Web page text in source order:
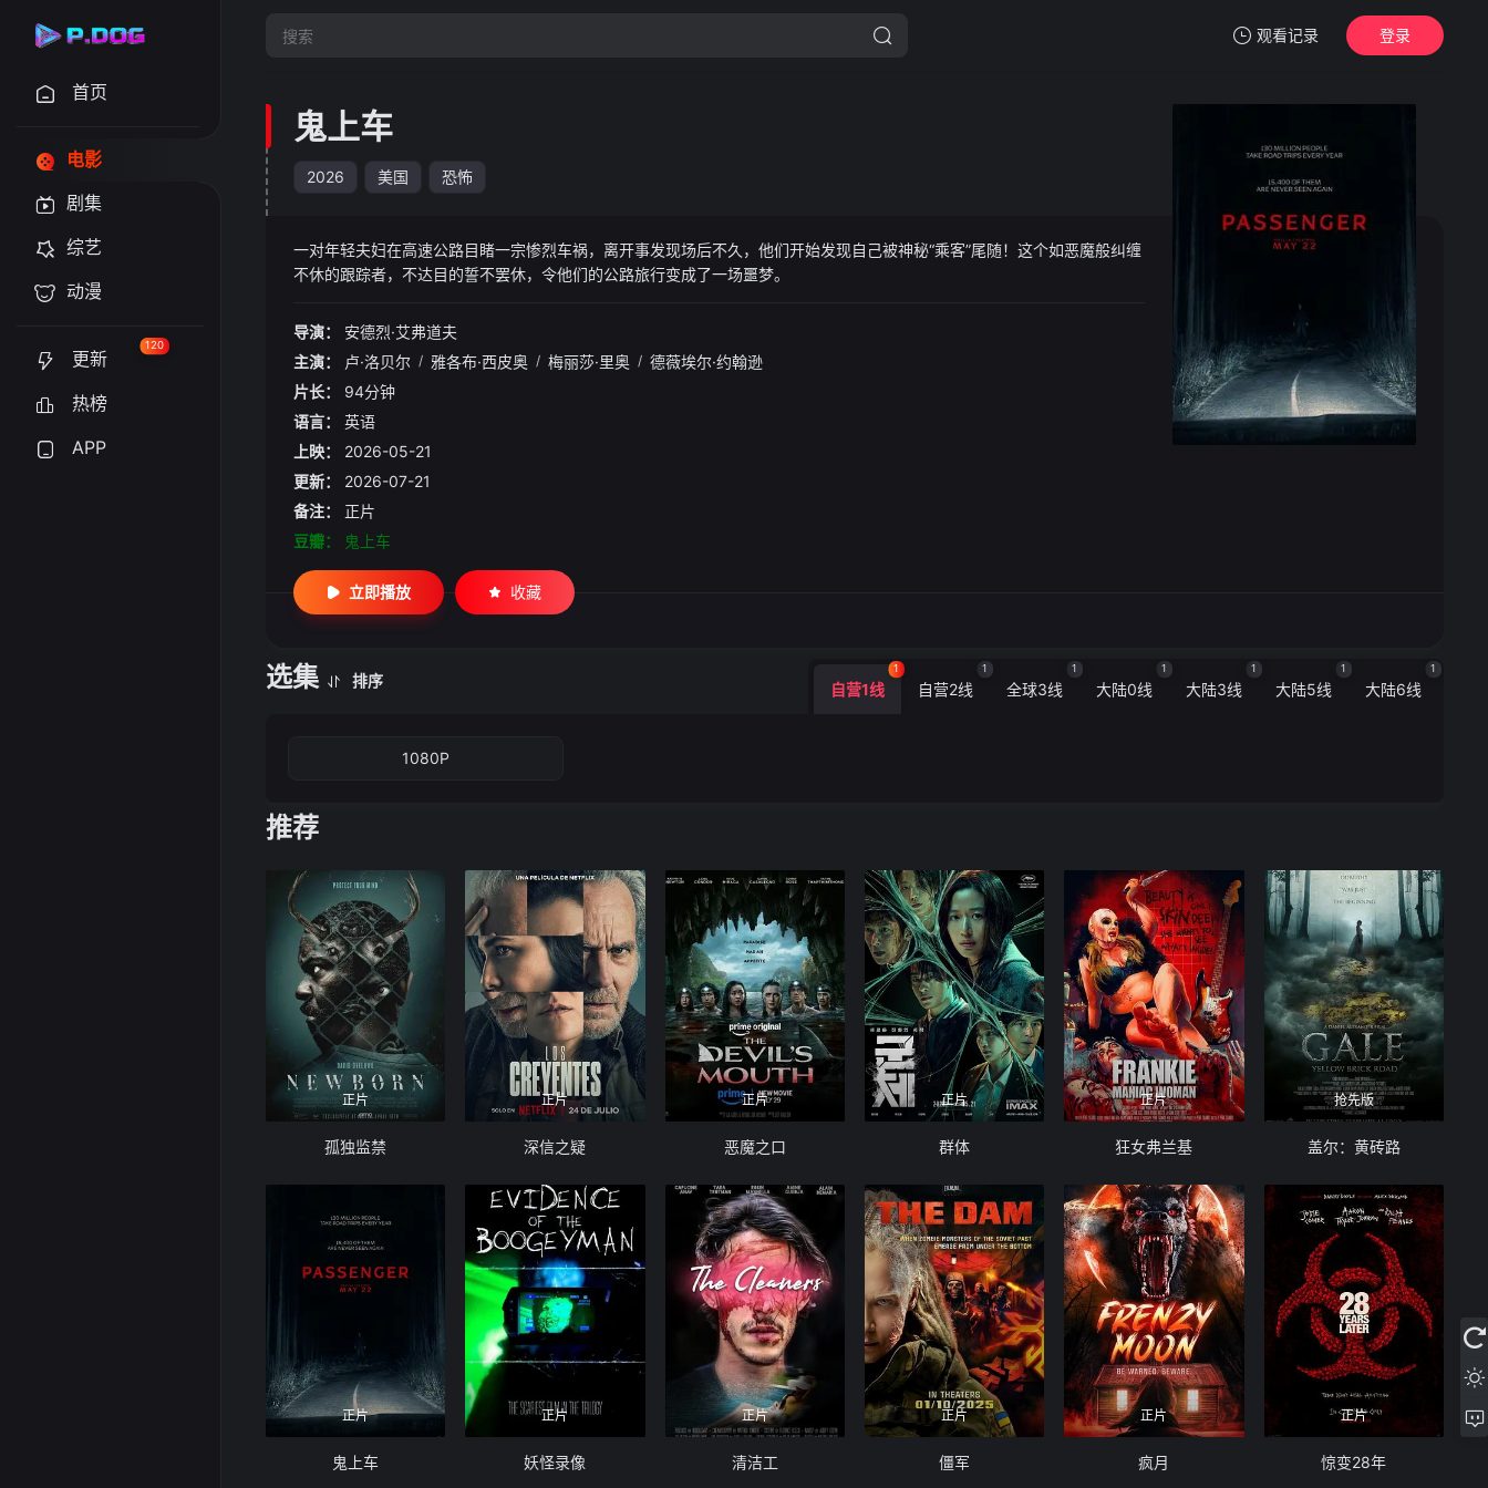
观看记录 登录
首页
电影
剧集
综艺
动漫
更新
120
热榜
APP
鬼上车
2026 美国 恐怖
一对年轻夫妇在高速公路目睹一宗惨烈车祸，离开事发现场后不久，他们开始发现自己被神秘“乘客”尾随！这个如恶魔般纠缠
不休的跟踪者，不达目的誓不罢休，令他们的公路旅行变成了一场噩梦。
导演：
安德烈·艾弗道夫
主演：
卢·洛贝尔 / 雅各布·西皮奥 / 梅丽莎·里奥 / 德薇埃尔·约翰逊
片长：
94分钟
语言：
英语
上映：
2026-05-21
更新：
2026-07-21
备注：
正片
豆瓣：
鬼上车
立即播放 收藏
选集 排序 自营1线
1
自营2线
1
全球3线
1
大陆0线
1
大陆3线
1
大陆5线
1
大陆6线
1
1080P
推荐
正片
孤独监禁
正片
深信之疑
正片
恶魔之口
正片
群体
正片
狂女弗兰基
抢先版
盖尔：黄砖路
正片
鬼上车
正片
妖怪录像
正片
清洁工
正片
僵军
正片
疯月
正片
惊变28年